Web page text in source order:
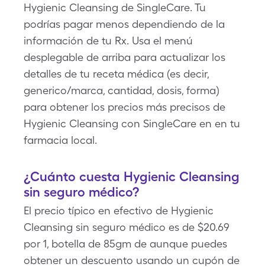
Hygienic Cleansing de SingleCare. Tu
podrías pagar menos dependiendo de la
información de tu Rx. Usa el menú
desplegable de arriba para actualizar los
detalles de tu receta médica (es decir,
generico/marca, cantidad, dosis, forma)
para obtener los precios más precisos de
Hygienic Cleansing con SingleCare en en tu
farmacia local.
¿Cuánto cuesta Hygienic Cleansing
sin seguro médico?
El precio típico en efectivo de Hygienic
Cleansing sin seguro médico es de $20.69
por 1, botella de 85gm de aunque puedes
obtener un descuento usando un cupón de